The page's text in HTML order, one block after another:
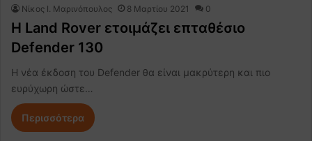
Nίκος Ι. Mαρινόπουλος 8 Μαρτίου 2021 0
Η Land Rover ετοιμάζει επταθέσιο
Defender 130
Η νέα έκδοση του Defender θα είναι μακρύτερη και πιο
ευρύχωρη ώστε…
Περισσότερα